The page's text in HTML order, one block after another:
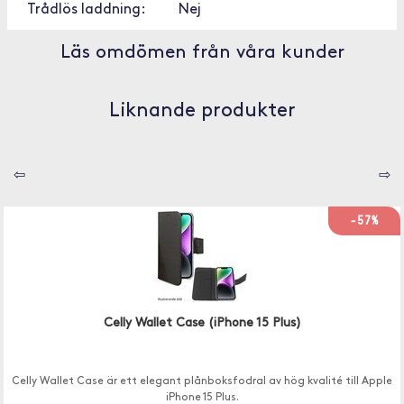
Trådlös laddning: Nej
Läs omdömen från våra kunder
Liknande produkter
⇦ ⇨
-57%
Celly Wallet Case (iPhone 15 Plus)
Celly Wallet Case är ett elegant plånboksfodral av hög kvalité till Apple
iPhone 15 Plus.